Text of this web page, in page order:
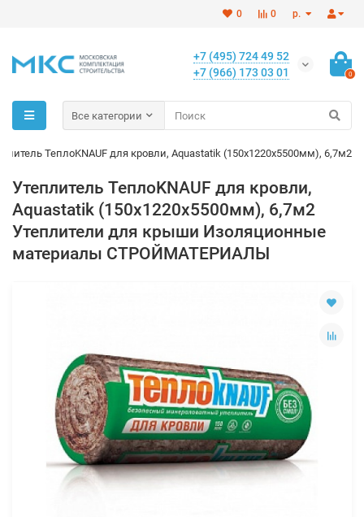
р.
0
0
+7 (495) 724 49 52
+7 (966) 173 03 01
0
Все категории
TeплоKNAUF для кровли, Aquastatik (150х1220х5500мм), 6,7м2
Утеплитель TeплоKNAUF для кровли,
Aquastatik (150х1220х5500мм), 6,7м2
Утеплители для крыши Изоляционные
материалы СТРОЙМАТЕРИАЛЫ